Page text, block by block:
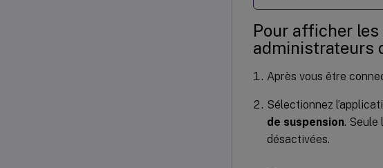
Pour afficher les
administrateurs
Après vous être
Sélectionnez
de suspension. Seule
désactivées.